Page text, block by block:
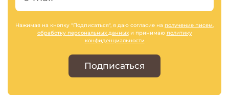
Нажимая на кнопку "Подписаться", я даю согласие на получение писем,
обработку персональных данныхи принимаю политику
конфиденциальности
Подписаться